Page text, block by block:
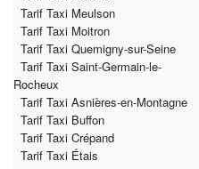
Tarif Taxi Meulson
Tarif Taxi Moitron
Tarif Taxi Quemigny-sur-Seine
Tarif Taxi Saint-Germain-le-
Rocheux
Tarif Taxi Asnières-en-Montagne
Tarif Taxi Buffon
Tarif Taxi Crépand
Tarif Taxi Étais